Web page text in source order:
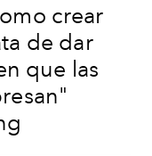
crear
de dar
que las